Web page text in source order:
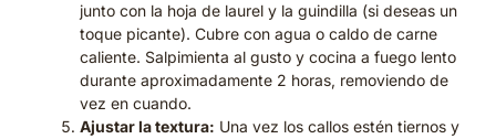
junto con la hoja de laurel y la guindilla (si deseas un
toque picante). Cubre con agua o caldo de carne
caliente. Salpimienta al gusto y cocina a fuego lento
durante aproximadamente 2 horas, removiendo de
vez en cuando.
Ajustar la textura: Una vez los callos estén tiernos y